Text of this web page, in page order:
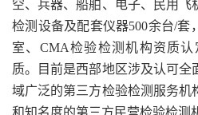
空、兵器、船舶、电子、民用飞
检测设备及配套仪器500余台/套
室、CMA检验检测机构资质
质。目前是西部地区涉及认可全
域广泛的第三方检验检测服务机
和知名度的第三方民营检验检测